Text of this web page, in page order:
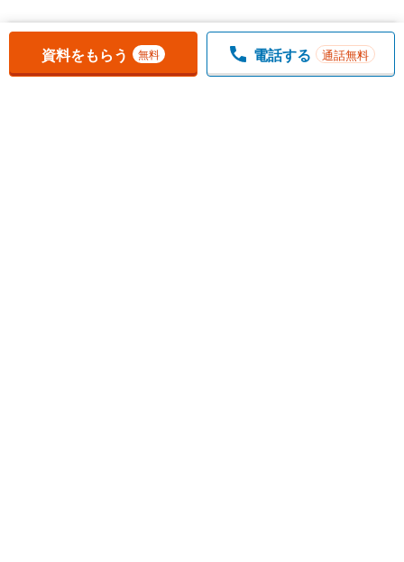
お気に入りに追加しました。 一覧を開く
資料をもらう 無料 電話する 通話無料